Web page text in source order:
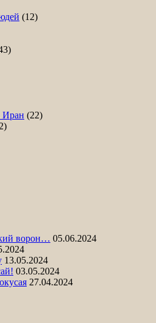
(12)
Иран (22)
ворон… 05.06.2024
13.05.2024
03.05.2024
27.04.2024